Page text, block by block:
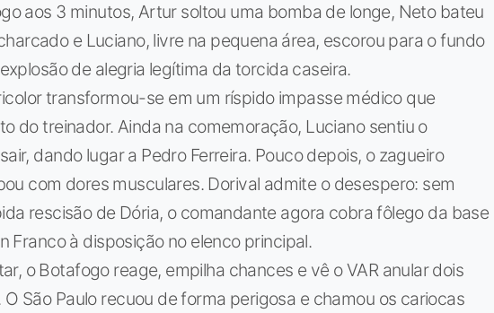
aos 3 minutos, Artur soltou uma bomba de longe, Neto bateu
e Luciano, livre na pequena área, escorou para o fundo
de alegria legítima da torcida caseira.
transformou-se em um ríspido impasse médico que
do treinador. Ainda na comemoração, Luciano sentiu o
dando lugar a Pedro Ferreira. Pouco depois, o zagueiro
com dores musculares. Dorival admite o desespero: sem
rescisão de Dória, o comandante agora cobra fôlego da base
Franco à disposição no elenco principal.
o Botafogo reage, empilha chances e vê o VAR anular dois
São Paulo recuou de forma perigosa e chamou os cariocas